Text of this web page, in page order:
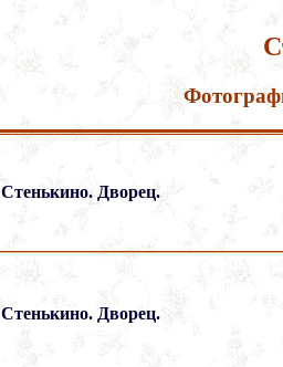
Стенькино. Дворец.
Стенькино. Дворец.